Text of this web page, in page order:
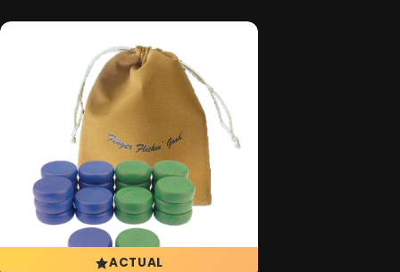
ACTUAL